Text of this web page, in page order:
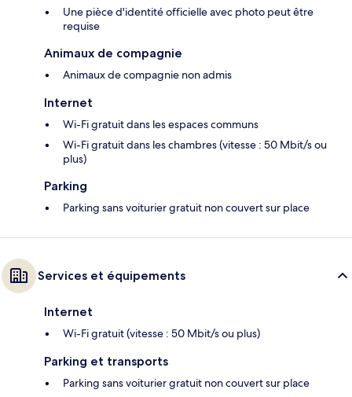
Une pièce d'identité officielle avec photo peut être
requise
Animaux de compagnie
Animaux de compagnie non admis
Internet
Wi-Fi gratuit dans les espaces communs
Wi-Fi gratuit dans les chambres (vitesse : 50 Mbit/s ou
plus)
Parking
Parking sans voiturier gratuit non couvert sur place
Services et équipements
Internet
Wi-Fi gratuit (vitesse : 50 Mbit/s ou plus)
Parking et transports
Parking sans voiturier gratuit non couvert sur place